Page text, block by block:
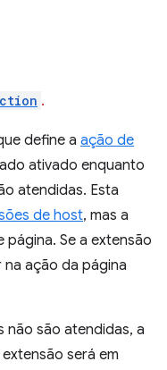
.
define a ação de
ativado enquanto
atendidas. Esta
de host, mas a
Se a extensão
na ação da página
não são atendidas, a
será em